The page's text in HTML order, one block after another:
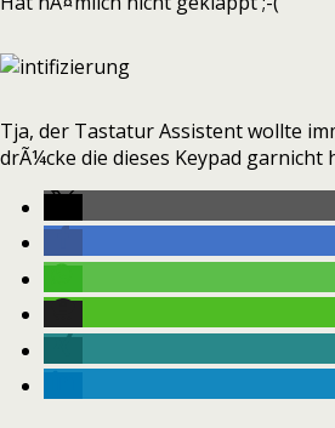
Tja, der Tastatur Assistent wollte
drÃ¼cke die dieses Keypad garnicht